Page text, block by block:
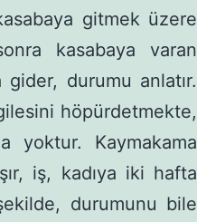
gitmek üzere
kasa­baya varan
durumu anlatır.
höpürdetmekte,
yoktur. Kaymakama
iş, kadıya iki hafta
durumunu bile